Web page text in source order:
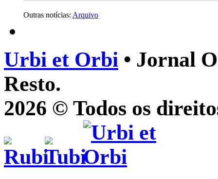
Outras notícias: Arquivo
Urbi et Orbi • Jornal
Resto.
2026 © Todos os